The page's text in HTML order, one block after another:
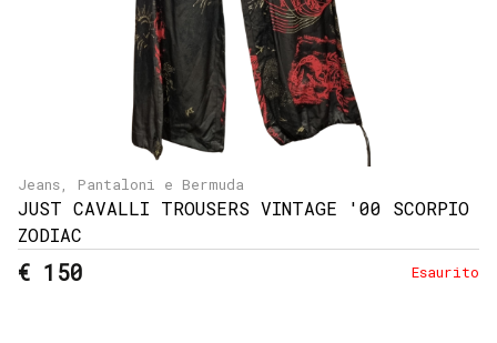
Jeans, Pantaloni e Bermuda
JUST CAVALLI TROUSERS VINTAGE '00 SCORPIO
ZODIAC
€ 150 Esaurito